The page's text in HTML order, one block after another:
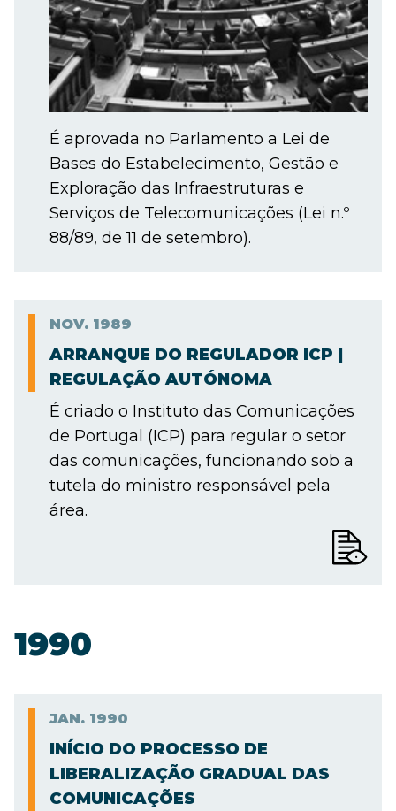
É aprovada no Parlamento a Lei de
Bases do Estabelecimento, Gestão e
Exploração das Infraestruturas e
Serviços de Telecomunicações (Lei n.º
88/89, de 11 de setembro).
NOV. 1989
ARRANQUE DO REGULADOR ICP |
REGULAÇÃO AUTÓNOMA
É criado o Instituto das Comunicações
de Portugal (ICP) para regular o setor
das comunicações, funcionando sob a
tutela do ministro responsável pela
área.
1990
JAN. 1990
INÍCIO DO PROCESSO DE
LIBERALIZAÇÃO GRADUAL DAS
COMUNICAÇÕES